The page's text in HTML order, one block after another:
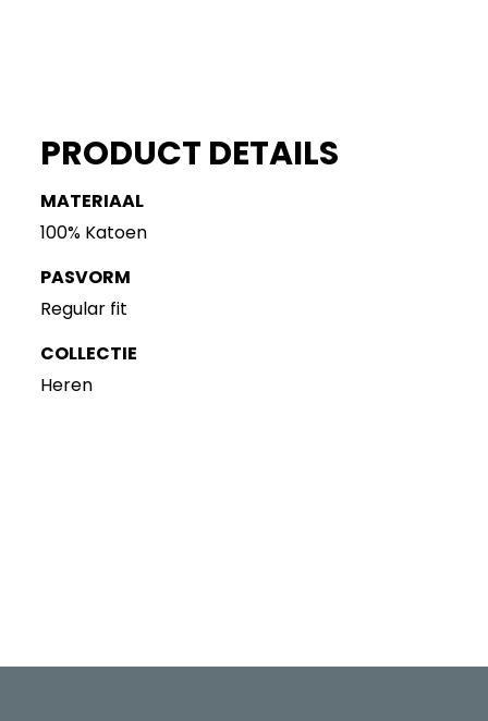
PRODUCT DETAILS
MATERIAAL
100% Katoen
PASVORM
Regular fit
COLLECTIE
Heren